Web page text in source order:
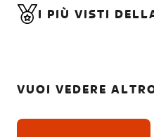
I PIÙ VISTI
VUOI VEDERE